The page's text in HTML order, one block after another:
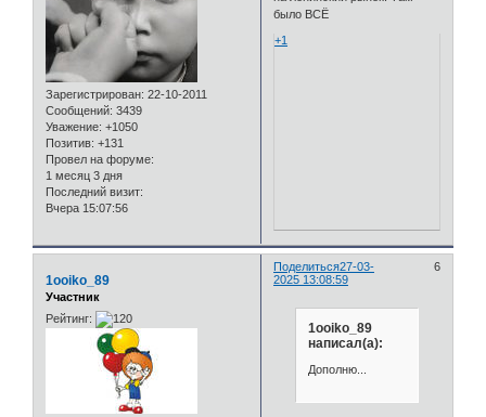
Зарегистрирован: 22-10-2011
Сообщений: 3439
Уважение: +1050
Позитив: +131
Провел на форуме:
1 месяц 3 дня
Последний визит:
Вчера 15:07:56
было ВСЁ
+1
Поделиться 6
27-03-
2025 13:08:59
1ooiko_89
Участник
Рейтинг:
1ooiko_89
написал(а):
Дополню...